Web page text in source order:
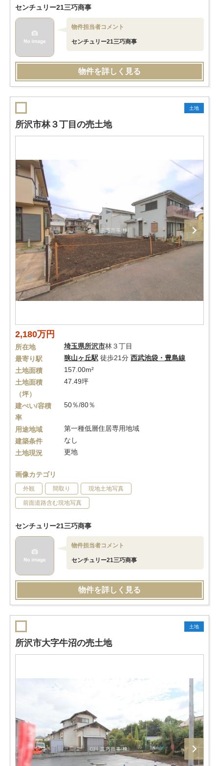
センチュリー21三巧商事
物件担当者コメント
センチュリー21三巧商事
物件を詳しく見る
土地
所沢市林３丁目の売土地
2,180万円
所在地 埼玉県所沢市林３丁目
最寄り駅
狭山ヶ丘駅 徒歩21分 西武池袋・豊島線
土地面積
157.00m²
土地面積
（坪）
47.49坪
建ぺい/容積
率
50％/80％
用途地域
第一種低層住居専用地域
建築条件
なし
土地現況
更地
画像カテゴリ
外観 間取り 現地土地写真
前面道路含む現地写真
センチュリー21三巧商事
物件担当者コメント
センチュリー21三巧商事
物件を詳しく見る
土地
所沢市大字牛沼の売土地